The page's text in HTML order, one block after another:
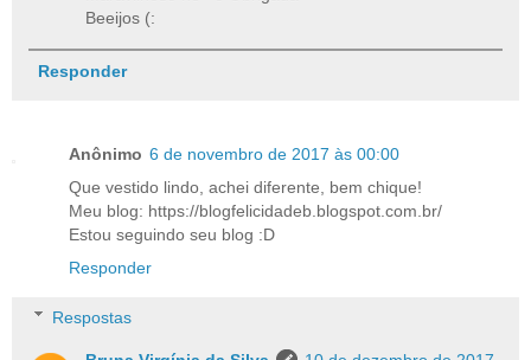
Beeijos (:
Responder
Anônimo 6 de novembro de 2017 às 00:00
Que vestido lindo, achei diferente, bem chique!
Meu blog: https://blogfelicidadeb.blogspot.com.br/
Estou seguindo seu blog :D
Responder
Respostas